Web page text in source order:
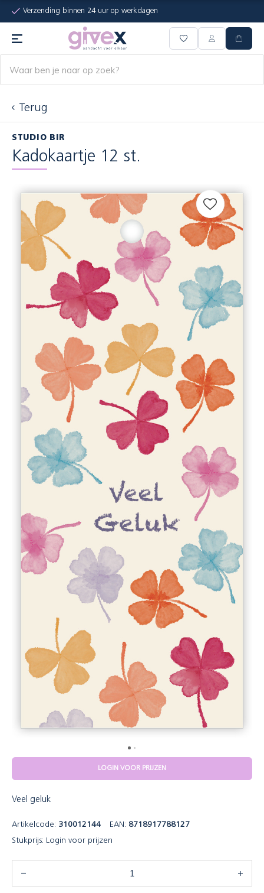
Verzending binnen 24 uur op werkdagen
Terug
STUDIO BIR
Kadokaartje 12 st.
LOGIN VOOR PRIJZEN
Veel geluk
Artikelcode: 310012144 EAN: 8718917788127
Stukprijs: Login voor prijzen